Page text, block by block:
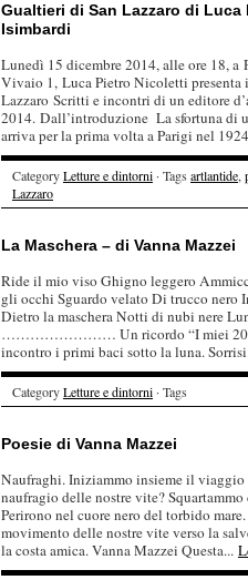
Gualtieri di San Lazzaro di Luca
Isimbardi
Lunedì 15 dicembre 2014, alle ore 18,
Vivaio 1, Luca Pietro Nicoletti
Lazzaro Scritti e incontri di un editore
2014. Dall’introduzione La sfortuna di
arriva per la prima volta a Parigi nel
CategoryLetture e dintorni · Tags artlantide,
Lazzaro
La Maschera – di Vanna Mazzei
Ride il mio viso Ghigno leggero
gli occhi Sguardo velato Di trucco
Dietro la maschera Notti di nubi nere
…………………… Un ricordo “I miei 20
incontro i primi baci sotto la luna.
CategoryLetture e dintorni · Tags
Poesie di Vanna Mazzei
Naufraghi. Iniziammo insieme il viaggio
naufragio delle nostre vite?
Perirono nel cuore nero del torbido
movimento delle nostre vite verso la
la costa amica. Vanna Mazzei Questa...